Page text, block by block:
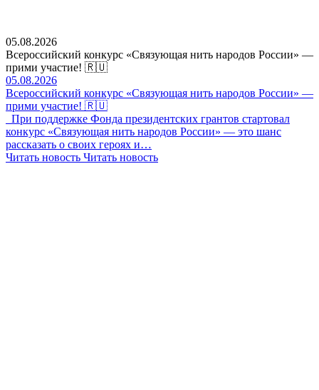
05.08.2026
Всероссийский конкурс «Связующая нить народов России» —
прими участие! 🇷🇺
05.08.2026
Всероссийский конкурс «Связующая нить народов России» —
прими участие! 🇷🇺
При поддержке Фонда президентских грантов стартовал
конкурс «Связующая нить народов России» — это шанс
рассказать о своих героях и…
Читать новость Читать новость